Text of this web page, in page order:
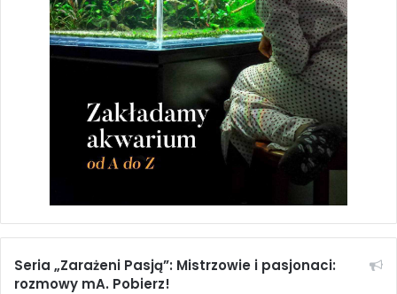
Pomakantowate w akwarium
2,46zł
Dodaj do koszyka
Dźwięki w środowisku wodnym i ich wpływ na
Seria „Zarażeni Pasją”: Mistrzowie i pasjonaci:
rozmowy mA. Pobierz!